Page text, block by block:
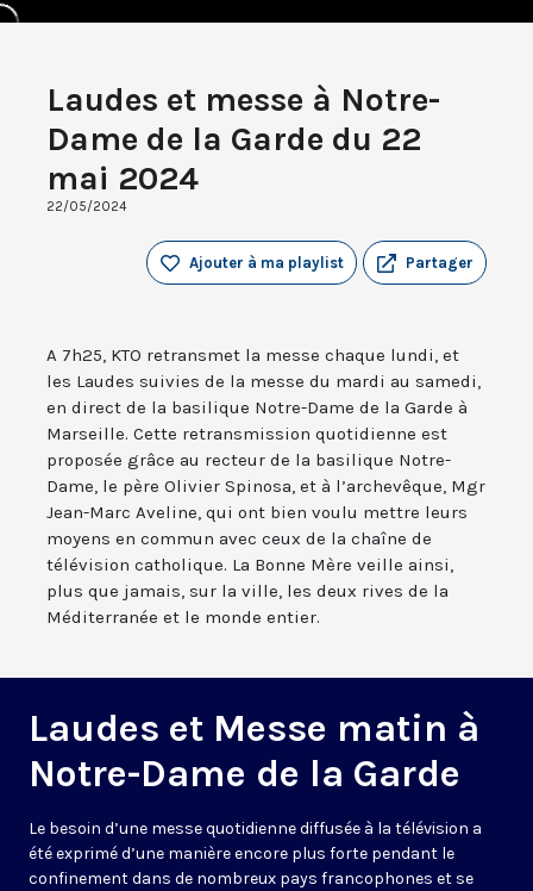
Laudes et messe à Notre-
Dame de la Garde du 22
mai 2024
22/05/2024
Partager
Ajouter à ma playlist
A 7h25, KTO retransmet la messe chaque lundi, et
les Laudes suivies de la messe du mardi au samedi,
en direct de la basilique Notre-Dame de la Garde à
Marseille. Cette retransmission quotidienne est
proposée grâce au recteur de la basilique Notre-
Dame, le père Olivier Spinosa, et à l’archevêque, Mgr
Jean-Marc Aveline, qui ont bien voulu mettre leurs
moyens en commun avec ceux de la chaîne de
télévision catholique. La Bonne Mère veille ainsi,
plus que jamais, sur la ville, les deux rives de la
Méditerranée et le monde entier.
Laudes et Messe matin à
Notre-Dame de la Garde
Le besoin d’une messe quotidienne diffusée à la télévision a
été exprimé d’une manière encore plus forte pendant le
confinement dans de nombreux pays francophones et se